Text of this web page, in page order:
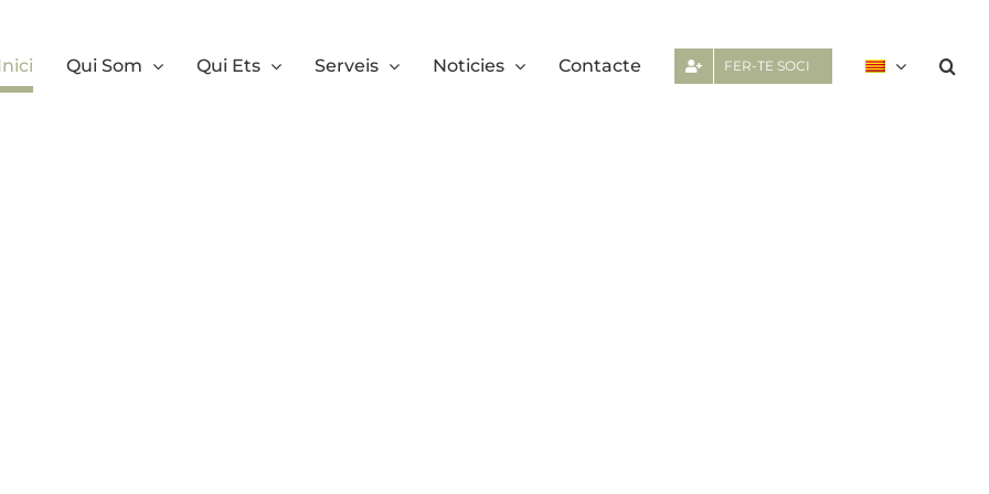
Qui Som Qui Ets Serveis Noticies Contacte FER-TE SOCI